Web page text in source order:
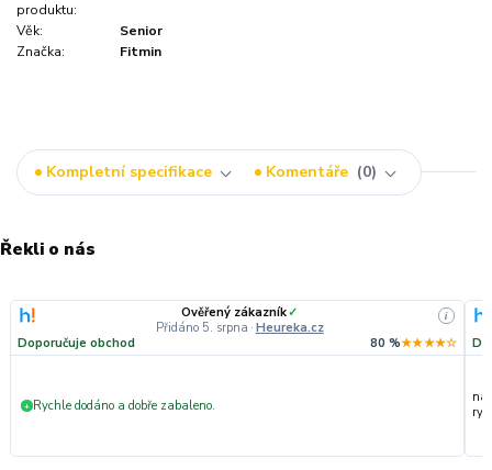
produktu:
Věk:
Senior
Značka:
Fitmin
Kompletní specifikace Komentáře 0
Řekli o nás
Ověřený zákazník✓
Přidáno 5. srpna · Heureka.cz
i
Doporučuje obchod 80 %★★★★☆
+ Rychle dodáno a dobře zabaleno.